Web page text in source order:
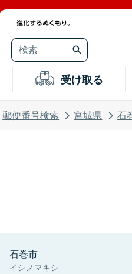
受け取る
郵便番号検索 宮城県 石
石巻市
イシノマキシ